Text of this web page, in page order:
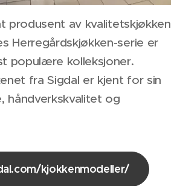
produsent av kvalitetskjøkken
Herregårdskjøkken-serie er
populære kolleksjoner.
fra Sigdal er kjent for sin
håndverkskvalitet og
kjokkenmodeller/